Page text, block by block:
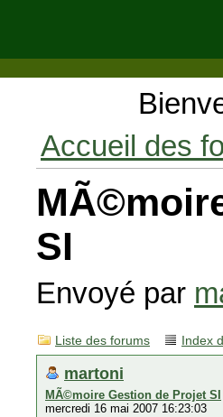
Accueil des
SI
Envoyé par
Liste des forums Index
martoni
MÃ©moire Gestion de Projet SI
mercredi 16 mai 2007 16:23:03